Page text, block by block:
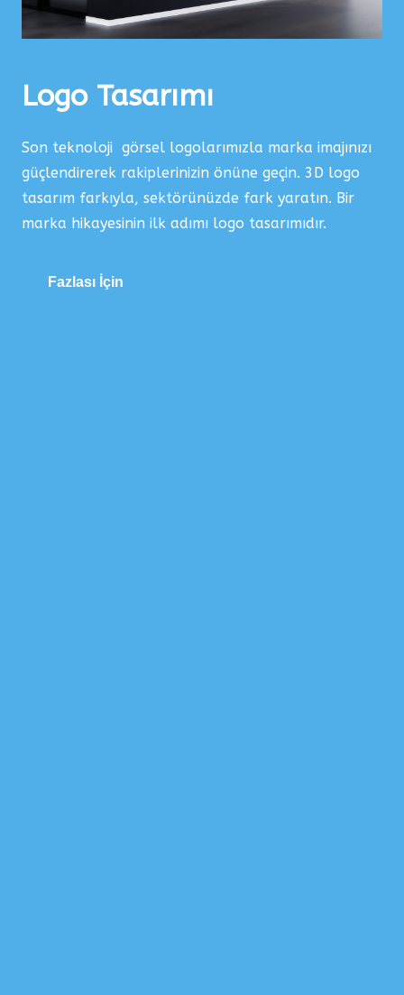
Logo Tasarımı
Son teknoloji görsel logolarımızla marka imajınızı
güçlendirerek rakiplerinizin önüne geçin. 3D logo
tasarım farkıyla, sektörünüzde fark yaratın. Bir
marka hikayesinin ilk adımı logo tasarımıdır.
Fazlası İçin